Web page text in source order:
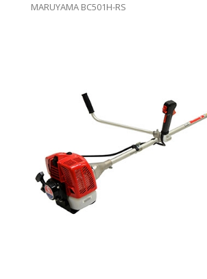
MARUYAMA BC501H-RS